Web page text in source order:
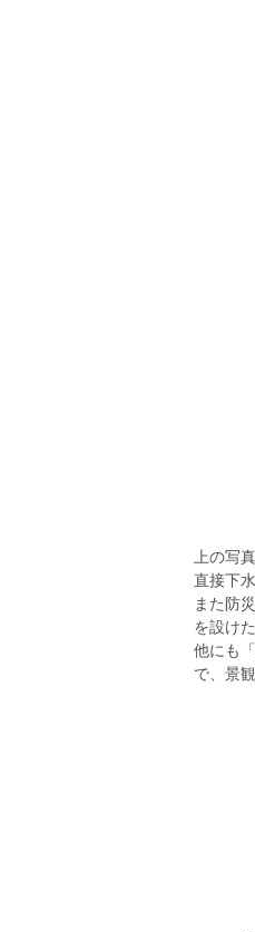
上の写
直接下
また防
を設け
他にも
で、景